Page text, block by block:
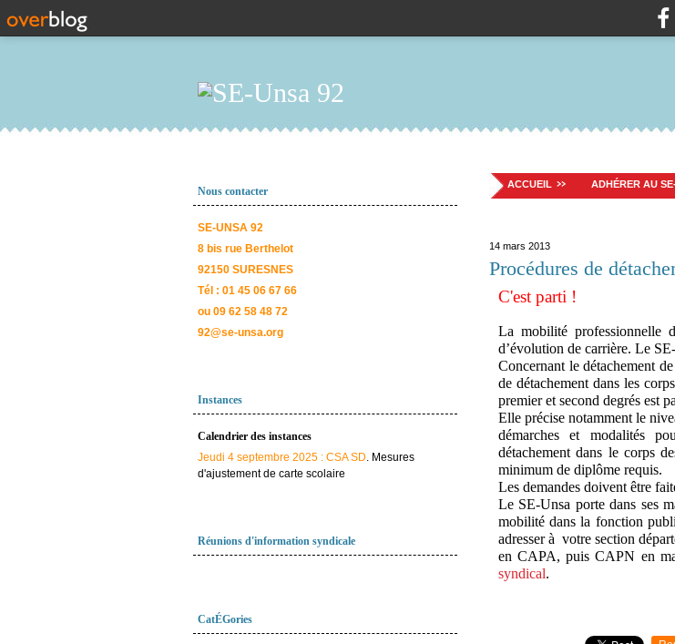
Nous contacter
SE-UNSA 92
8 bis rue Berthelot
92150 SURESNES
Tél : 01 45 06 67 66
ou 09 62 58 48 72
92@se-unsa.org
Instances
Calendrier des instances
Jeudi 4 septembre 2025 : CSA SD. Mesures
d'ajustement de carte scolaire
Réunions d'information syndicale
CatÉGories
ACCUEIL ADHÉRER AU
14 mars 2013
Procédures de
C'est parti !
La mobilité professionnelle
d’évolution de carrière. Le
Concernant le détachement
de détachement dans les
premier et second degrés est
Elle précise notamment le
démarches et modalités
détachement dans le corps
minimum de diplôme requis.
Les demandes doivent être
Le SE-Unsa porte dans ses
mobilité dans la fonction
adresser à votre section
en CAPA, puis CAPN en
syndical.